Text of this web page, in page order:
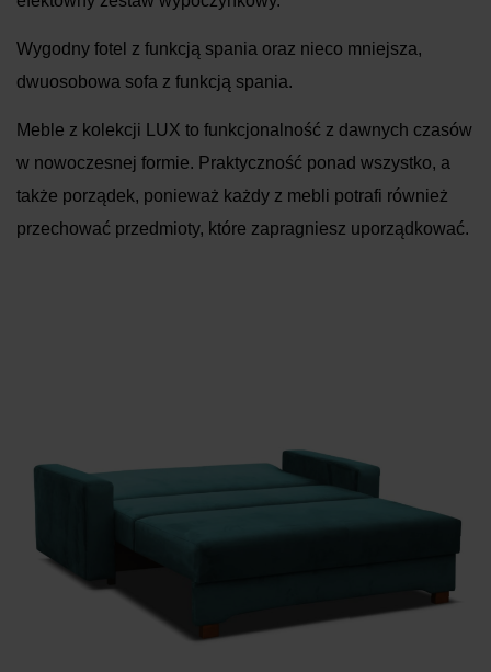
Wygodny fotel z funkcją spania oraz nieco mniejsza,
dwuosobowa sofa z funkcją spania.
Meble z kolekcji LUX to funkcjonalność z dawnych czasów
w nowoczesnej formie. Praktyczność ponad wszystko, a
także porządek, ponieważ każdy z mebli potrafi również
przechować przedmioty, które zapragniesz uporządkować.